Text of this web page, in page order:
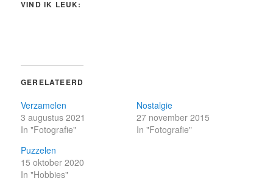
VIND IK LEUK:
GERELATEERD
Verzamelen
3 augustus 2021
In "Fotografie"
Nostalgie
27 november 2015
In "Fotografie"
Puzzelen
15 oktober 2020
In "Hobbies"